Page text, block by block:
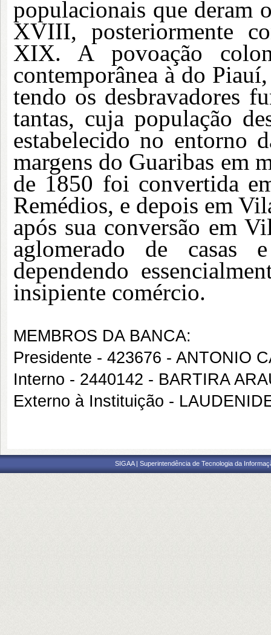
populacionais que deram
XVIII, posteriormente
XIX. A povoação
contemporânea à do
tendo os desbravadores
tantas, cuja população
estabelecido no entorno
margens do Guaribas em
de 1850 foi convertida
Remédios, e depois em
após sua conversão em
aglomerado de casas
dependendo
insipiente comércio.
MEMBROS DA BANCA:
Presidente - 423676 - ANTONIO
Interno - 2440142 - BARTIRA
Externo à Instituição -
SIGAA | Superintendência de Tecnologia da